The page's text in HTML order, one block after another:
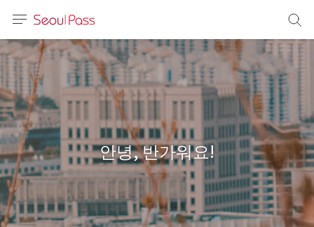
体)
文 (台灣)
안녕, 반가워요!